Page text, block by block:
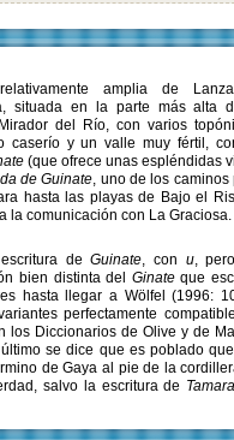
amplia de
situada en la parte más alta
del Río, con varios
caserío y un valle muy fértil,
(que ofrece unas espléndidas
de Guinate, uno de los caminos
hasta las playas de Bajo el
la comunicación con La Graciosa.
escritura deGuinate, con u,
bien distinta del Ginateque
hasta llegar a Wölfel (1996:
perfectamente
los Diccionarios de Olive y de
se dice que es poblado
de Gaya al pie de la
salvo la escritura de